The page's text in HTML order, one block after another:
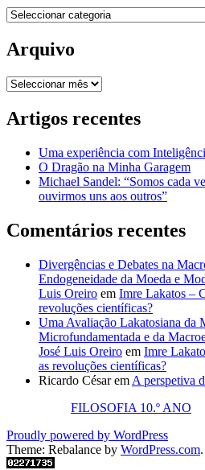
Categorias
Arquivo
Arquivo
Artigos recentes
Uma experiência com
O Dragão na Minha Garagem
Michael Sandel: “Somos cada
ouvirmos uns aos outros”
Comentários recentes
Divergências e Debates na
Endogeneidade da Moeda e
Luis Oreiro em Imre Lakatos –
revoluções científicas?
Uma Avaliação Lakatosiana da
Microfundamentada e da
José Luis Oreiro em Imre
as revoluções científicas?
Ricardo Césarem A perspetiva
FILOSOFIA 10.º ANO
Proudly powered by WordPress
Theme: Rebalance by WordPress.com.